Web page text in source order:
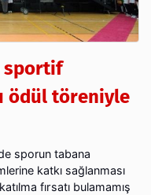
sportif
ödül töreniyle
sporun tabana
katkı sağlanması
fırsatı bulamamış